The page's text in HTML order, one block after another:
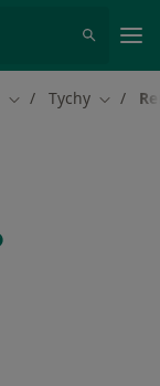
Zmień miasto
Tychy Zmień